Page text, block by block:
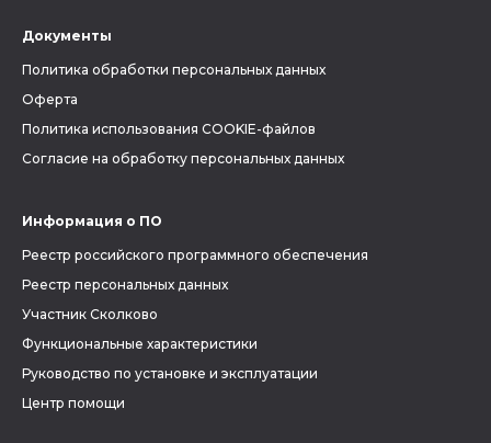
Документы
Политика обработки персональных данных
Оферта
Политика использования COOKIE-файлов
Согласие на обработку персональных данных
Информация о ПО
Реестр российского программного обеспечения
Реестр персональных данных
Участник Сколково
Функциональные характеристики
Руководство по установке и эксплуатации
Центр помощи